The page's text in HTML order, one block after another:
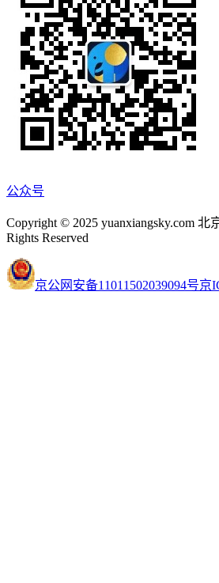
公众号
Copyright © 2025 yuanxiangsky.com
Rights Reserved
京公网安备11011502039094号京